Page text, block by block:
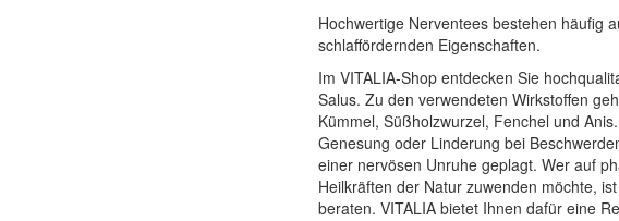
Hochwertige Nerventees bestehen häufig
schlaffördernden Eigenschaften.
Im VITALIA-Shop entdecken Sie
Salus. Zu den verwendeten Wirkstoffen
Kümmel, Süßholzwurzel, Fenchel und
Genesung oder Linderung bei
einer nervösen Unruhe geplagt. Wer auf
Heilkräften der Natur zuwenden möchte,
beraten. VITALIA bietet Ihnen dafür eine